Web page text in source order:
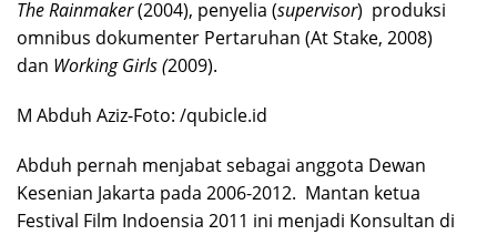
The Rainmaker(2004), penyelia (supervisor) produksi
omnibus dokumenter Pertaruhan (At Stake, 2008)
dan Working Girls (2009).
M Abduh Aziz-Foto: /qubicle.id
Abduh pernah menjabat sebagai anggota Dewan
Kesenian Jakarta pada 2006-2012. Mantan ketua
Festival Film Indoensia 2011 ini menjadi Konsultan di